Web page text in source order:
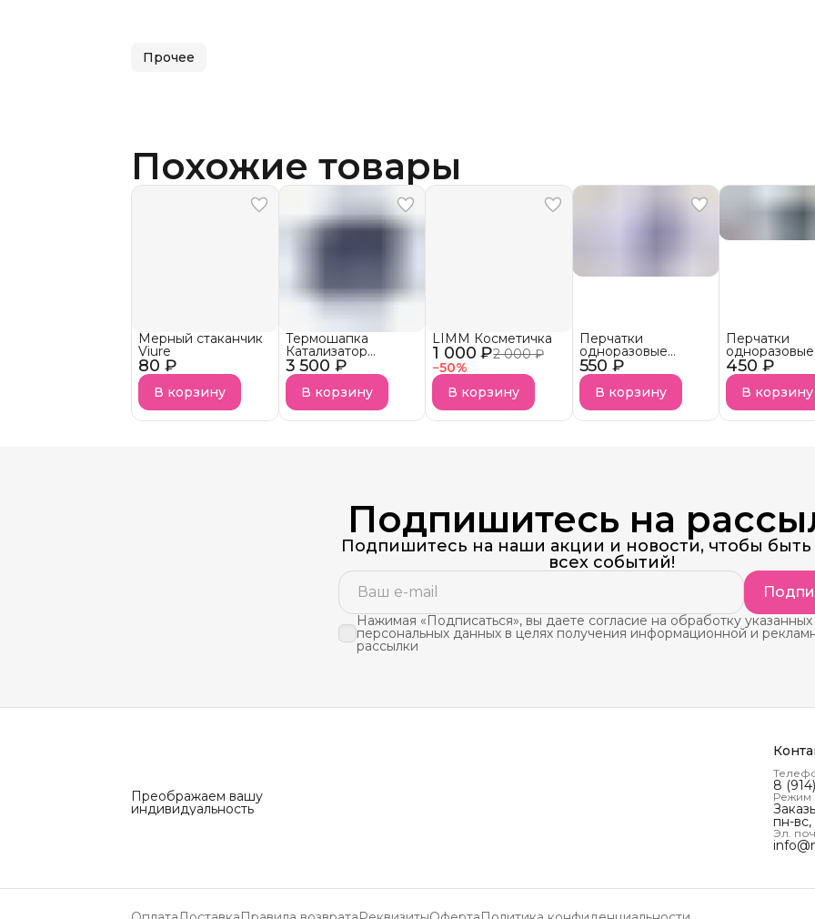
Прочее
Похожие товары
80 ₽
Мерный стаканчик
Viure
В корзину
3 500 ₽
Термошапка
Катализатор
Prodiva
В корзину
1 000 ₽2 000 ₽
−50%
LIMM Косметичка
В корзину
550 ₽
Перчатки
одноразовые
нитриловые
неопудренные
Фиалка
В корзину
450 ₽
Перчатки
одноразовые
нитриловые
Чёрные
В корзину
Подпишитесь на
Подпишитесь на наши акции и новости, чтобы быть
всех событий!
Нажимая «Подписаться», вы даете согласие на обработку указанных
персональных данных в целях получения информационной и
рассылки
Преображаем вашу
индивидуальность
8
Режим
пн-
Эл.